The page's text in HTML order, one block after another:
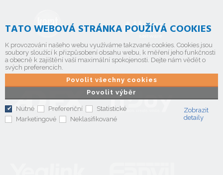
TATO WEBOVÁ STRÁNKA POUŽÍVÁ COOKIES
K provozování našeho webu využíváme takzvané cookies. Cookies jsou
soubory sloužící k přizpůsobení obsahu webu, k měření jeho funkčnosti
a obecně k zajištění vaší maximální spokojenosti. Dejte nám vědět o
svých preferencích.
Povolit výběr
Povolit všechny cookies
Nutné Preferenční
Statistické
Marketingové
Neklasifikované
Zobrazit
detaily